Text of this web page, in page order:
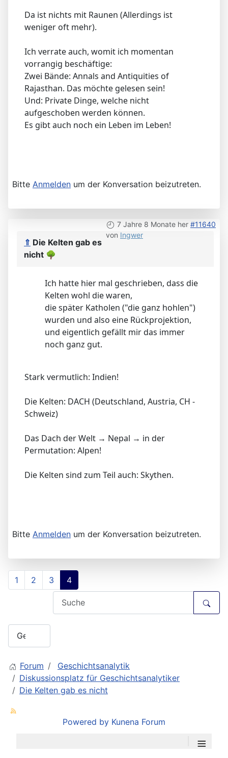
Da ist nichts mit Raunen (Allerdings ist
weniger oft mehr).
Ich verrate auch, womit ich momentan
vorrangig beschäftige:
Zwei Bände: Annals and Antiquities of
Rajasthan. Das möchte gelesen sein!
Und: Private Dinge, welche nicht
aufgeschoben werden können.
Es gibt auch noch ein Leben im Leben!
Bitte Anmelden um der Konversation beizutreten.
7 Jahre 8 Monate her #11640
von Ingwer
⇑ Die Kelten gab es
nicht 🌳
Ich hatte hier mal geschrieben, dass die
Kelten wohl die waren,
die später Katholen ("die ganz hohlen")
wurden und also eine Rückprojektion,
und eigentlich gefällt mir das immer
noch ganz gut.
Stark vermutlich: Indien!
Die Kelten: DACH (Deutschland, Austria, CH -
Schweiz)
Das Dach der Welt → Nepal → in der
Permutation: Alpen!
Die Kelten sind zum Teil auch: Skythen.
Bitte Anmelden um der Konversation beizutreten.
1 2 3 4
Forum
Geschichtsanalytik
Diskussionsplatz für Geschichtsanalytiker
Die Kelten gab es nicht
Powered by Kunena Forum
≡